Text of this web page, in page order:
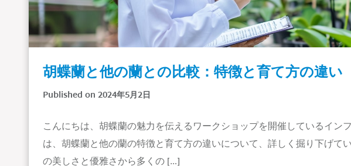
胡蝶蘭と他の蘭との比較：特徴と育て方の違い
Published on 2024年5月2日
こんにちは、胡蝶蘭の魅力を伝えるワークショップを開催しているイン
は、胡蝶蘭と他の蘭の特徴と育て方の違いについて、詳しく掘り下げて
の美しさと優雅さから多くの […]